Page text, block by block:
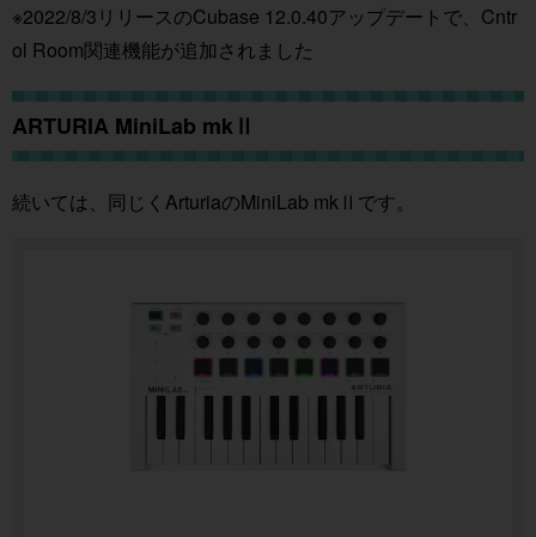
※2022/8/3リリースのCubase 12.0.40アップデートで、Cntr
ol Room関連機能が追加されました
ARTURIA MiniLab mkⅡ
続いては、同じくArturiaのMiniLab mkⅡです。